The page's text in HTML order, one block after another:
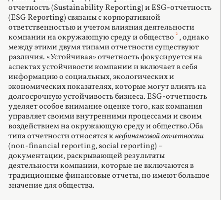
отчетность (Sustainability Reporting) и ESG-отчетность
(ESG Reporting) связаны с корпоративной
ответственностью и учетом влияния деятельности
компании на окружающую среду и общество 2 , однако
между этими двумя типами отчетности существуют
различия. «Устойчивая» отчетность фокусируется на
аспектах устойчивости компании и включает в себя
информацию о социальных, экологических и
экономических показателях, которые могут влиять на
долгосрочную устойчивость бизнеса. ESG-отчетность
уделяет особое внимание оценке того, как компания
управляет своими внутренними процессами и своим
воздействием на окружающую среду и общество.Оба
типа отчетности относятся кнефинансовой отчетности
(non-financial reporting, social reporting) –
документации, раскрывающей результаты
деятельности компании, которые не включаются в
традиционные финансовые отчеты, но имеют большое
значение для общества.